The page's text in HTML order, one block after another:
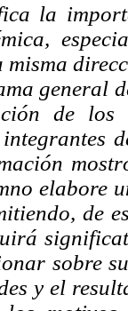
la
general
de los
elabore
de
sobre
y el